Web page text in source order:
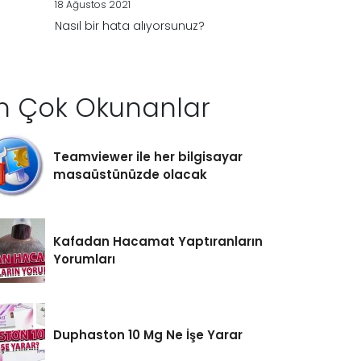
18 Ağustos 2021
Nasıl bir hata alıyorsunuz?
Çok Okunanlar
Teamviewer ile her bilgisayar
masaüstünüzde olacak
Kafadan Hacamat Yaptıranların
Yorumları
Duphaston 10 Mg Ne İşe Yarar